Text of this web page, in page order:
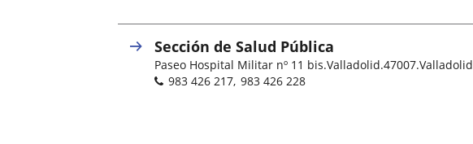
Sección de Salud Pública
Postal
address
Paseo Hospital Militar nº 11 bis.Valladolid.47007.Valladolid
Phones
983 426 217 983 426 228